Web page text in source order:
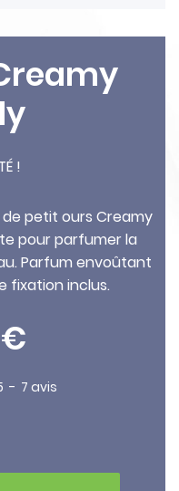
!
petit ours Creamy
pour parfumer la
Parfum envoûtant
fixation inclus.
- 7 avis